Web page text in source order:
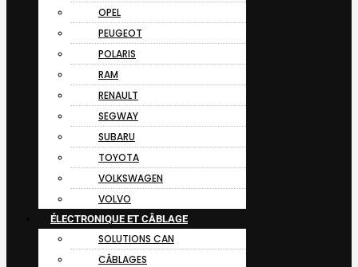
OPEL
PEUGEOT
POLARIS
RAM
RENAULT
SEGWAY
SUBARU
TOYOTA
VOLKSWAGEN
VOLVO
ÉLECTRONIQUE ET CÂBLAGE
SOLUTIONS CAN
CÂBLAGES